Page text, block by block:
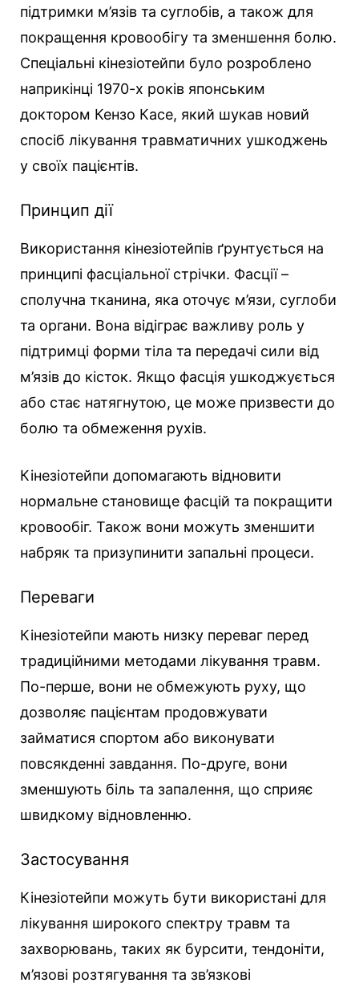
підтримки м’язів та суглобів, а також для
покращення кровообігу та зменшення болю.
Спеціальні кінезіотейпи було розроблено
наприкінці 1970-х років японським
доктором Кензо Касе, який шукав новий
спосіб лікування травматичних ушкоджень
у своїх пацієнтів.
Принцип дії
Використання кінезіотейпів ґрунтується на
принципі фасціальної стрічки. Фасції –
сполучна тканина, яка оточує м’язи, суглоби
та органи. Вона відіграє важливу роль у
підтримці форми тіла та передачі сили від
м’язів до кісток. Якщо фасція ушкоджується
або стає натягнутою, це може призвести до
болю та обмеження рухів.
Кінезіотейпи допомагають відновити
нормальне становище фасцій та покращити
кровообіг. Також вони можуть зменшити
набряк та призупинити запальні процеси.
Переваги
Кінезіотейпи мають низку переваг перед
традиційними методами лікування травм.
По-перше, вони не обмежують руху, що
дозволяє пацієнтам продовжувати
займатися спортом або виконувати
повсякденні завдання. По-друге, вони
зменшують біль та запалення, що сприяє
швидкому відновленню.
Застосування
Кінезіотейпи можуть бути використані для
лікування широкого спектру травм та
захворювань, таких як бурсити, тендоніти,
м’язові розтягування та зв’язкові